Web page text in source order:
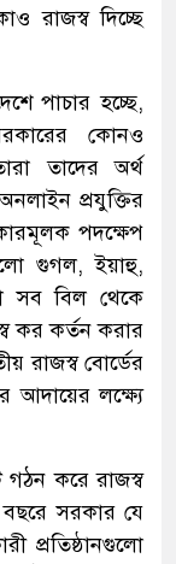
রাজস্ব দিচ্ছে
পাচার হচ্ছে,
কোনও
তাদের অর্থ
প্রযুক্তির
পদক্ষেপ
গুগল, ইয়াহু,
সব বিল থেকে
কর কর্তন করার
রাজস্ব বোর্ডের
আদায়ের লক্ষ্যে
গঠন করে রাজস্ব
সরকার যে
প্রতিষ্ঠানগুলো